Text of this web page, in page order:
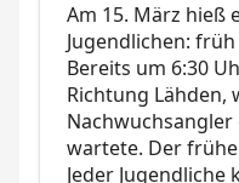
Am 15. März hieß
Jugendlichen:
Bereits um 6:30
Richtung Lähden,
Nachwuchsangler
wartete. Der
Jeder Jugendliche